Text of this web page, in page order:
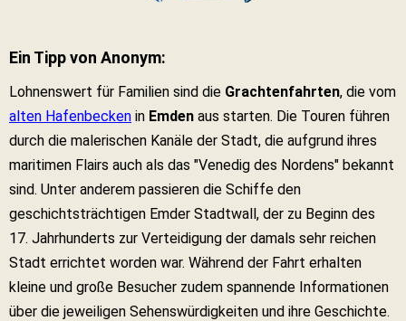
Ein Tipp von Anonym:
Lohnenswert für Familien sind die Grachtenfahrten, die vom
alten Hafenbecken in Emden aus starten. Die Touren führen
durch die malerischen Kanäle der Stadt, die aufgrund ihres
maritimen Flairs auch als das "Venedig des Nordens" bekannt
sind. Unter anderem passieren die Schiffe den
geschichtsträchtigen Emder Stadtwall, der zu Beginn des
17. Jahrhunderts zur Verteidigung der damals sehr reichen
Stadt errichtet worden war. Während der Fahrt erhalten
kleine und große Besucher zudem spannende Informationen
über die jeweiligen Sehenswürdigkeiten und ihre Geschichte.